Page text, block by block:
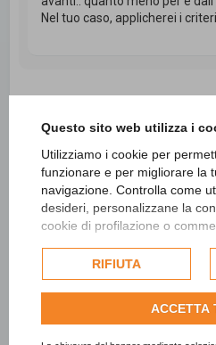
Questo sito web utilizza i
Utilizziamo i cookie per
funzionare e per migliorare la
navigazione. Controlla come
desideri, personalizzane la
cookie di profilazione o
dell'utente e, se consentito,
per personalizzare gli
informazioni su come Google
politica sulla
RIFIUTA
ACCETTA
Nel tuo caso, applicherei i
5 messaggi •